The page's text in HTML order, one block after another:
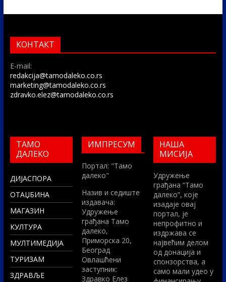
КОНТАКТ
E-mail:
redakcija@tamodaleko.co.rs
marketing@tamodaleko.co.rs
zdravko.elez@tamodaleko.co.rs
ТАМО
ДАЛЕКО
ДИЈАСПОРА
ОТАЏБИНА
МАГАЗИН
КУЛТУРА
МУЛТИМЕДИЈА
ТУРИЗАМ
ЗДРАВЉЕ
ИМПРЕСУМ
Портал: "Тамо
далеко"
Назив и седиште
издавача:
Удружење
грађана Тамо
далеко,
Приморска 20,
Београд
Овлашћени
заступник:
Здравко Елез
НАША
МИСИЈА
Удружење
грађана “Тамо
далеко”, које
изадаје овај
портал, је
непрофитно и
издржава се
највећим делом
од донација и
спонзорства, а
само мали удео у